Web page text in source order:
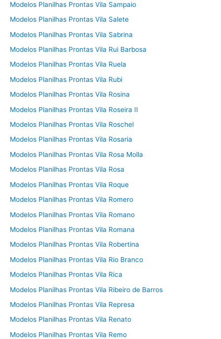
Modelos Planilhas Prontas Vila Sampaio
Modelos Planilhas Prontas Vila Salete
Modelos Planilhas Prontas Vila Sabrina
Modelos Planilhas Prontas Vila Rui Barbosa
Modelos Planilhas Prontas Vila Ruela
Modelos Planilhas Prontas Vila Rubi
Modelos Planilhas Prontas Vila Rosina
Modelos Planilhas Prontas Vila Roseira II
Modelos Planilhas Prontas Vila Roschel
Modelos Planilhas Prontas Vila Rosaria
Modelos Planilhas Prontas Vila Rosa Molla
Modelos Planilhas Prontas Vila Rosa
Modelos Planilhas Prontas Vila Roque
Modelos Planilhas Prontas Vila Romero
Modelos Planilhas Prontas Vila Romano
Modelos Planilhas Prontas Vila Romana
Modelos Planilhas Prontas Vila Robertina
Modelos Planilhas Prontas Vila Rio Branco
Modelos Planilhas Prontas Vila Rica
Modelos Planilhas Prontas Vila Ribeiro de Barros
Modelos Planilhas Prontas Vila Represa
Modelos Planilhas Prontas Vila Renato
Modelos Planilhas Prontas Vila Remo